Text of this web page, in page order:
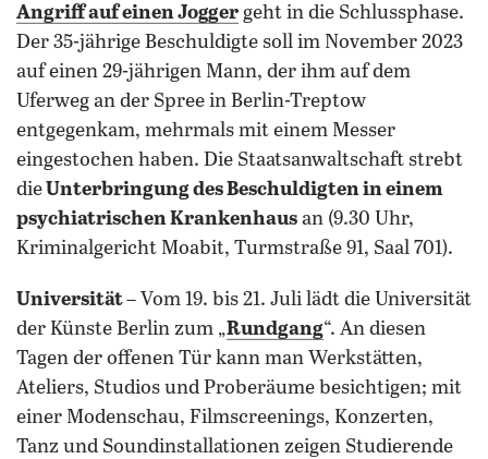
Angriff auf einen Jogger geht in die Schlussphase.
Der 35-jährige Beschuldigte soll im November 2023
auf einen 29-jährigen Mann, der ihm auf dem
Uferweg an der Spree in Berlin-Treptow
entgegenkam, mehrmals mit einem Messer
eingestochen haben. Die Staatsanwaltschaft strebt
dieUnterbringung des Beschuldigten in einem
psychiatrischen Krankenhaus an (9.30 Uhr,
Kriminalgericht Moabit, Turmstraße 91, Saal 701).
Universität– Vom 19. bis 21. Juli lädt die Universität
der Künste Berlin zum „Rundgang“. An diesen
Tagen der offenen Tür kann man Werkstätten,
Ateliers, Studios und Proberäume besichtigen; mit
einer Modenschau, Filmscreenings, Konzerten,
Tanz und Soundinstallationen zeigen Studierende